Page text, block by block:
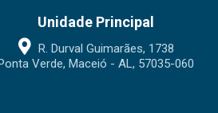
Unidade Principal
R. Durval Guimarães, 1738
Verde, Maceió - AL, 57035-060